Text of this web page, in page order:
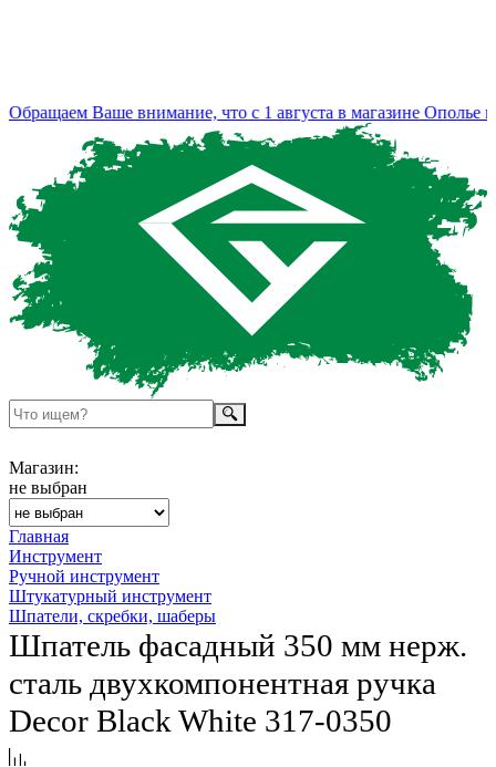
Ваше внимание, что с 1 августа в магазине Ополье
Магазин:
не выбран
Главная
Инструмент
Ручной инструмент
Штукатурный инструмент
Шпатели, скребки, шаберы
Шпатель фасадный 350 мм нерж.
сталь двухкомпонентная ручка
Decor Black White 317-0350